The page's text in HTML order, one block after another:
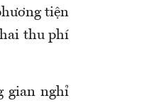
tiện
thu phí
gian nghỉ